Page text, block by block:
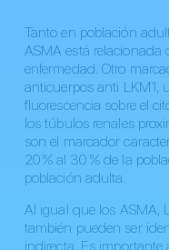
Tanto en población
ASMA está relacionada
enfermedad. Otro
anticuerpos anti LKM1,
fluorescencia sobre el
los túbulos renales
son el marcador
20 % al 30 % de la
población adulta.
Al igual que los ASMA,
también pueden ser
indirecta. Es